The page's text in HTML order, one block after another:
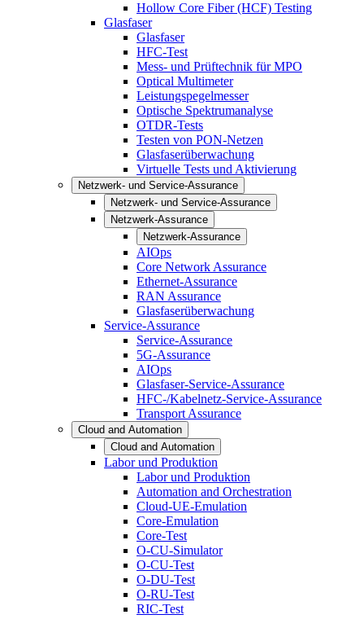
Hollow Core Fiber (HCF) Testing
Glasfaser
Glasfaser
HFC-Test
Mess- und Prüftechnik für MPO
Optical Multimeter
Leistungspegelmesser
Optische Spektrumanalyse
OTDR-Tests
Testen von PON-Netzen
Glasfaserüberwachung
Virtuelle Tests und Aktivierung
Netzwerk- und Service-Assurance
Netzwerk- und Service-Assurance
Netzwerk-Assurance
Netzwerk-Assurance
AIOps
Core Network Assurance
Ethernet-Assurance
RAN Assurance
Glasfaserüberwachung
Service-Assurance
Service-Assurance
5G-Assurance
AIOps
Glasfaser-Service-Assurance
HFC-/Kabelnetz-Service-Assurance
Transport Assurance
Cloud and Automation
Cloud and Automation
Labor und Produktion
Labor und Produktion
Automation and Orchestration
Cloud-UE-Emulation
Core-Emulation
Core-Test
O-CU-Simulator
O-CU-Test
O-DU-Test
O-RU-Test
RIC-Test